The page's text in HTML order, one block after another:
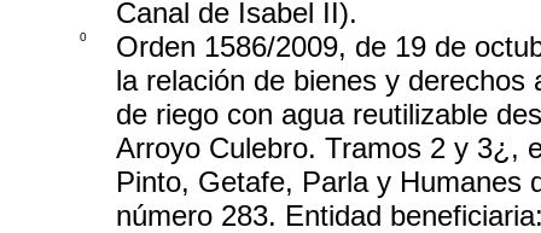
Canal de Isabel II).
0
Orden 1586/2009, de 19 de
la relación de bienes y
de riego con agua reutilizable
Arroyo Culebro. Tramos 2 y 3¿,
Pinto, Getafe, Parla y Humanes
número 283. Entidad